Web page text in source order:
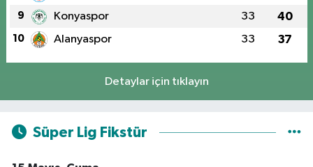
9 Konyaspor 33 40
10 Alanyaspor 33 37
Detaylar için tıklayın
Süper Lig Fikstür